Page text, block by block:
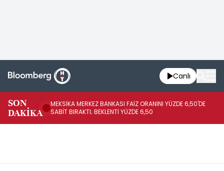
Canlı
SON
DAKİKA
MEKSİKA MERKEZ BANKASI FAİZ ORANINI YÜZDE 6,50'DE
SABİT BIRAKTI; BEKLENTİ YÜZDE 6,50